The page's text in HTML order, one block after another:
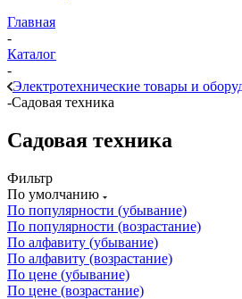
Главная
-
Каталог
-
Электротехнические товары и
-Садовая техника
Садовая техника
Фильтр
По умолчанию
По популярности (убывание)
По популярности (возрастание)
По алфавиту (убывание)
По алфавиту (возрастание)
По цене (убывание)
По цене (возрастание)